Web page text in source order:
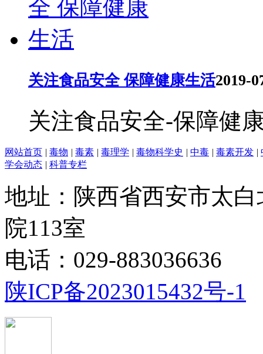
关注食品安全 保障健康生活2019-
关注食品安全-保障健
网站首页 | 毒物 | 毒素 | 毒理学 | 毒物科学史 | 中毒 | 毒素开发 |
学会动态 | 科普专栏
地址：陕西省西安市太
院113室
电话：029-883036636
陕ICP备2023015432号-1